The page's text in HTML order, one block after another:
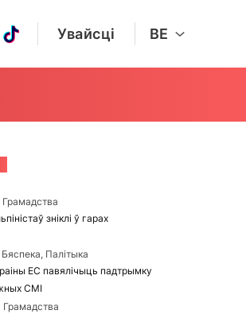
Увайсці BE
Грамадства
зніклі ў гарах
Бяспека, Палітыка
ЕС павялічыць падтрымку
СМІ
Грамадства